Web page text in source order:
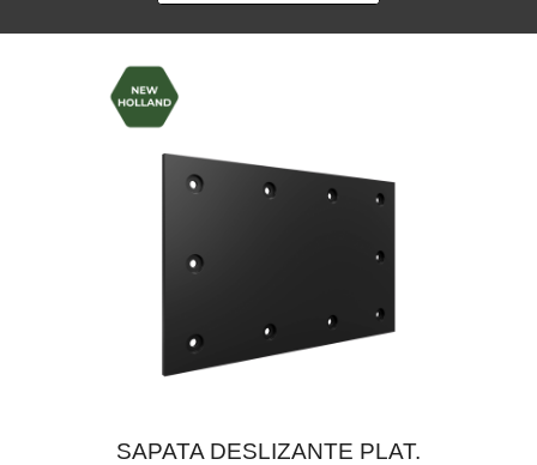
SAPATA DESLIZANTE PLAT.